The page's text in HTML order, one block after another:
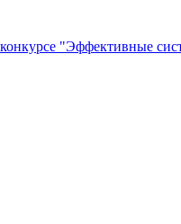
"Эффективные